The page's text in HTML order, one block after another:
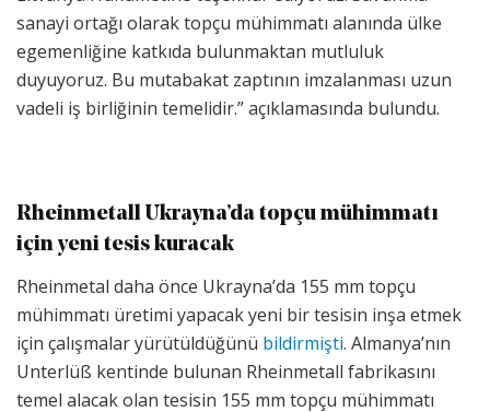
sanayi ortağı olarak topçu mühimmatı alanında ülke
egemenliğine katkıda bulunmaktan mutluluk
duyuyoruz. Bu mutabakat zaptının imzalanması uzun
vadeli iş birliğinin temelidir.” açıklamasında bulundu.
Rheinmetall Ukrayna’da topçu mühimmatı
için yeni tesis kuracak
Rheinmetal daha önce Ukrayna’da 155 mm topçu
mühimmatı üretimi yapacak yeni bir tesisin inşa etmek
için çalışmalar yürütüldüğünü bildirmişti. Almanya’nın
Unterlüß kentinde bulunan Rheinmetall fabrikasını
temel alacak olan tesisin 155 mm topçu mühimmatı